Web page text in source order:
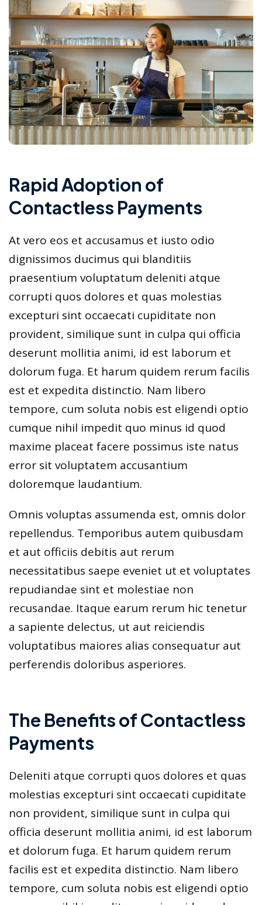
Rapid Adoption of
Contactless Payments
At vero eos et accusamus et iusto odio
dignissimos ducimus qui blanditiis
praesentium voluptatum deleniti atque
corrupti quos dolores et quas molestias
excepturi sint occaecati cupiditate non
provident, similique sunt in culpa qui officia
deserunt mollitia animi, id est laborum et
dolorum fuga. Et harum quidem rerum facilis
est et expedita distinctio. Nam libero
tempore, cum soluta nobis est eligendi optio
cumque nihil impedit quo minus id quod
maxime placeat facere possimus iste natus
error sit voluptatem accusantium
doloremque laudantium.
Omnis voluptas assumenda est, omnis dolor
repellendus. Temporibus autem quibusdam
et aut officiis debitis aut rerum
necessitatibus saepe eveniet ut et voluptates
repudiandae sint et molestiae non
recusandae. Itaque earum rerum hic tenetur
a sapiente delectus, ut aut reiciendis
voluptatibus maiores alias consequatur aut
perferendis doloribus asperiores.
The Benefits of Contactless
Payments
Deleniti atque corrupti quos dolores et quas
molestias excepturi sint occaecati cupiditate
non provident, similique sunt in culpa qui
officia deserunt mollitia animi, id est laborum
et dolorum fuga. Et harum quidem rerum
facilis est et expedita distinctio. Nam libero
tempore, cum soluta nobis est eligendi optio